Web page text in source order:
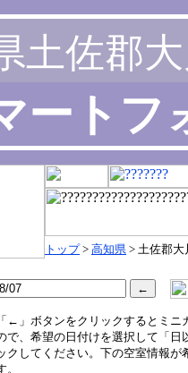
土佐郡
ートフ
トップ> 高知県 > 土佐郡大
←」ボタンをクリックするとミニ
で、希望の日付けを選択して「日
クしてください。下の空室情報が